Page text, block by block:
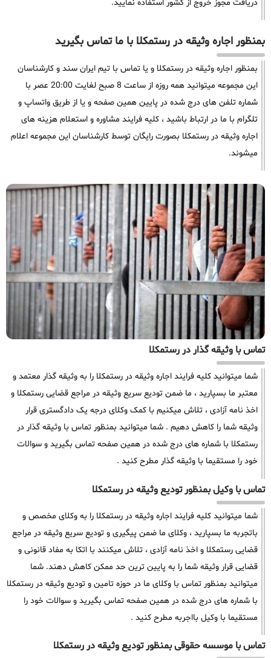
دریافت مجوز خروج از کشور استفاده نمایید.
بمنظور اجاره وثیقه در رستمکلا با ما تماس بگیرید
بمنظور اجاره وثیقه در رستمکلا و یا تماس با تیم ایران سند و کارشناسان
این مجموعه میتوانید همه روزه از ساعت 8 صبح لغایت 20:00 عصر با
شماره تلفن های درج شده در پایین همین صفحه و یا از طریق واتساپ و
تلگرام با ما در ارتباط باشید ، کلیه فرایند مشاوره و استعلام هزینه های
اجاره وثیقه در رستمکلا بصورت رایگان توسط کارشناسان این مجموعه اعلام
میشوند.
تماس با وثیقه گذار در رستمکلا
شما میتوانید کلیه فرایند اجاره وثیقه در رستمکلا را به وثیقه گذار معتمد و
معتبر ما بسپارید ، ما ضمن تودیع سریع وثیقه در مراجع قضایی رستمکلا و
اخذ نامه آزادی ، تلاش میکنیم با کمک وکلای درجه یک دادگستری قرار
وثیقه شما را کاهش دهیم . شما میتوانید بمنظور تماس با وثیقه گذار در
رستمکلا با شماره های درج شده در همین صفحه تماس بگیرید و سوالات
خود را مستقیما با وثیقه گذار مطرح کنید .
تماس با وکیل بمنظور تودیع وثیقه در رستمکلا
شما میتوانید کلیه فرایند اجاره وثیقه در رستمکلا را به وکلای مخصص و
باتجربه ما بسپارید ، وکلای ما ضمن پیگیری و تودیع سریع وثیقه در مراجع
قضایی رستمکلا و اخذ نامه آزادی ، تلاش میکنند با اتکا به مفاد قانونی و
قضایی قرار وثیقه شما را به پایین ترین حد ممکن کاهش دهند. شما
میتوانید بمنظور تماس با وکلای ما در حوزه تامین و تودیع وثیقه در رستمکلا
با شماره های درج شده در همین صفحه تماس بگیرید و سوالات خود را
مستقیما با وکیل بااجربه مطرح کنید .
تماس با موسسه حقوقی بمنظور تودیع وثیقه در رستمکلا